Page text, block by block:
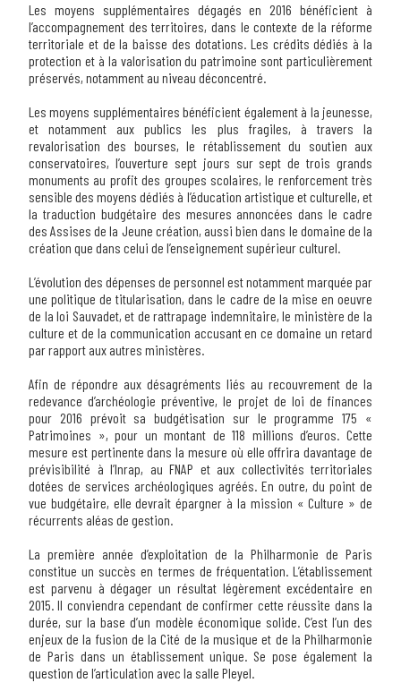
Les moyens supplémentaires dégagés en 2016 bénéficient à
l’accompagnement des territoires, dans le contexte de la réforme
territoriale et de la baisse des dotations. Les crédits dédiés à la
protection et à la valorisation du patrimoine sont particulièrement
préservés, notamment au niveau déconcentré.
Les moyens supplémentaires bénéficient également à la jeunesse,
et notamment aux publics les plus fragiles, à travers la
revalorisation des bourses, le rétablissement du soutien aux
conservatoires, l’ouverture sept jours sur sept de trois grands
monuments au profit des groupes scolaires, le renforcement très
sensible des moyens dédiés à l’éducation artistique et culturelle, et
la traduction budgétaire des mesures annoncées dans le cadre
des Assises de la Jeune création, aussi bien dans le domaine de la
création que dans celui de l’enseignement supérieur culturel.
L’évolution des dépenses de personnel est notamment marquée par
une politique de titularisation, dans le cadre de la mise en oeuvre
de la loi Sauvadet, et de rattrapage indemnitaire, le ministère de la
culture et de la communication accusant en ce domaine un retard
par rapport aux autres ministères.
Afin de répondre aux désagréments liés au recouvrement de la
redevance d’archéologie préventive, le projet de loi de finances
pour 2016 prévoit sa budgétisation sur le programme 175 «
Patrimoines », pour un montant de 118 millions d’euros. Cette
mesure est pertinente dans la mesure où elle offrira davantage de
prévisibilité à l’Inrap, au FNAP et aux collectivités territoriales
dotées de services archéologiques agréés. En outre, du point de
vue budgétaire, elle devrait épargner à la mission « Culture » de
récurrents aléas de gestion.
La première année d’exploitation de la Philharmonie de Paris
constitue un succès en termes de fréquentation. L’établissement
est parvenu à dégager un résultat légèrement excédentaire en
2015. Il conviendra cependant de confirmer cette réussite dans la
durée, sur la base d’un modèle économique solide. C’est l’un des
enjeux de la fusion de la Cité de la musique et de la Philharmonie
de Paris dans un établissement unique. Se pose également la
question de l’articulation avec la salle Pleyel.